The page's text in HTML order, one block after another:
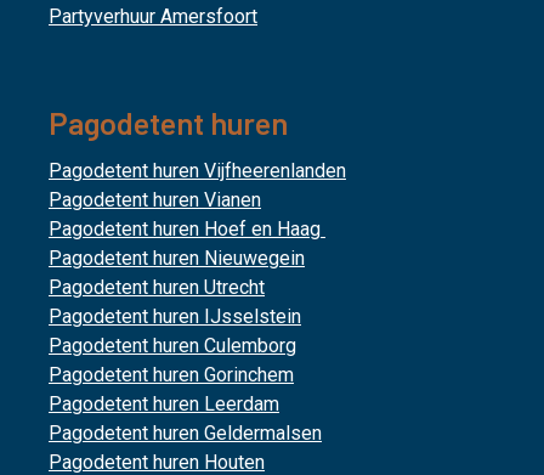
Partyverhuur Amersfoort
Pagodetent huren
Pagodetent huren Vijfheerenlanden
Pagodetent huren Vianen
Pagodetent huren Hoef en Haag
Pagodetent huren Nieuwegein
Pagodetent huren Utrecht
Pagodetent huren IJsselstein
Pagodetent huren Culemborg
Pagodetent huren Gorinchem
Pagodetent huren Leerdam
Pagodetent huren Geldermalsen
Pagodetent huren Houten